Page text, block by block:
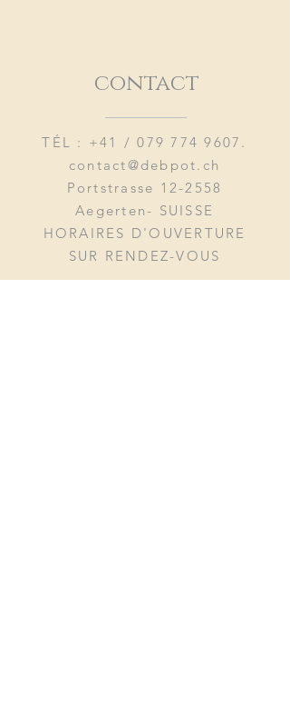
contact
TÉL : +41 /079 774 9607 .
contact@debpot.ch
Portstrasse 12-2558
Aegerten- SUISSE
HORAIRES D'OUVERTURE
SUR RENDEZ-VOUS